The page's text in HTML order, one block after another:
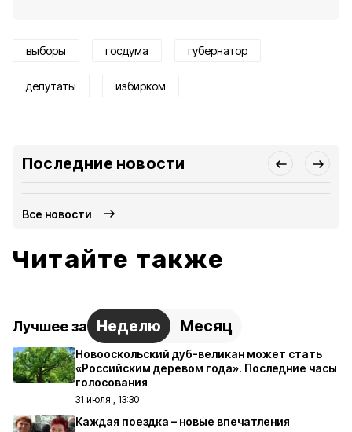
выборы госдума губернатор
депутаты избирком
Последние новости
Все новости
Читайте также
Лучшее за Неделю Месяц
Новооскольский дуб-великан может стать
«Российским деревом года». Последние часы
голосования
31 июля , 13:30
Каждая поездка – новые впечатления